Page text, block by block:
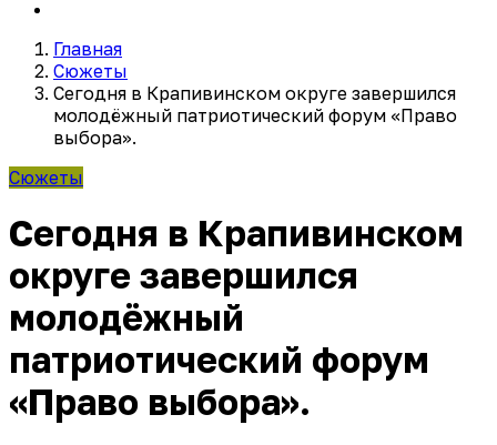
Главная
Cюжеты
Сегодня в Крапивинском округе завершился
молодёжный патриотический форум «Право
выбора».
Cюжеты
Сегодня в Крапивинском
округе завершился
молодёжный
патриотический форум
«Право выбора».